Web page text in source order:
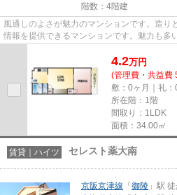
階数：4階建
風通しのよさが魅力のマンションです。造り
情報を提供できるマンションです。魅力も多
4.2万円
(管理費・共益費
敷：0ヶ月｜礼：
所在階：1階
間取り：1LDK
面積：34.00㎡
賃貸｜ハイツ セレスト薬大南
京阪京津線 「 御陵 」駅